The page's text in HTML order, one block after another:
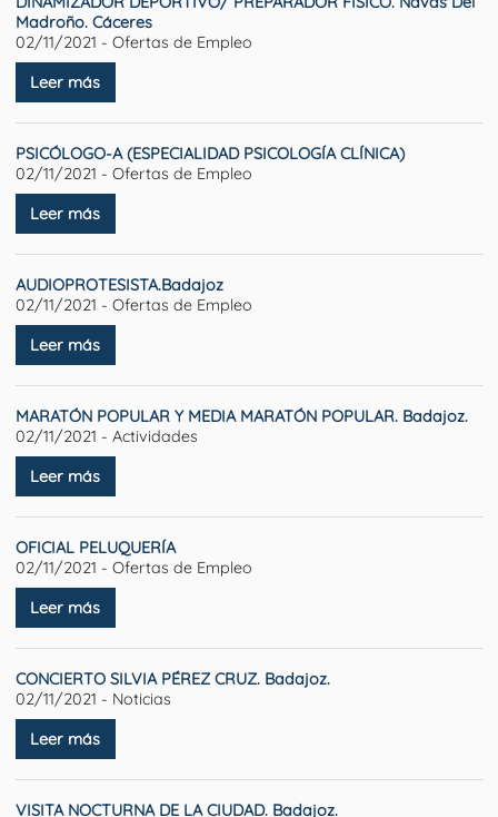
Madroño. Cáceres
02/11/2021 - Ofertas de Empleo
Leer más
PSICÓLOGO-A (ESPECIALIDAD PSICOLOGÍA CLÍNICA)
02/11/2021 - Ofertas de Empleo
Leer más
AUDIOPROTESISTA.Badajoz
02/11/2021 - Ofertas de Empleo
Leer más
MARATÓN POPULAR Y MEDIA MARATÓN POPULAR. Badajoz.
02/11/2021 - Actividades
Leer más
OFICIAL PELUQUERÍA
02/11/2021 - Ofertas de Empleo
Leer más
CONCIERTO SILVIA PÉREZ CRUZ. Badajoz.
02/11/2021 - Noticias
Leer más
VISITA NOCTURNA DE LA CIUDAD. Badajoz.